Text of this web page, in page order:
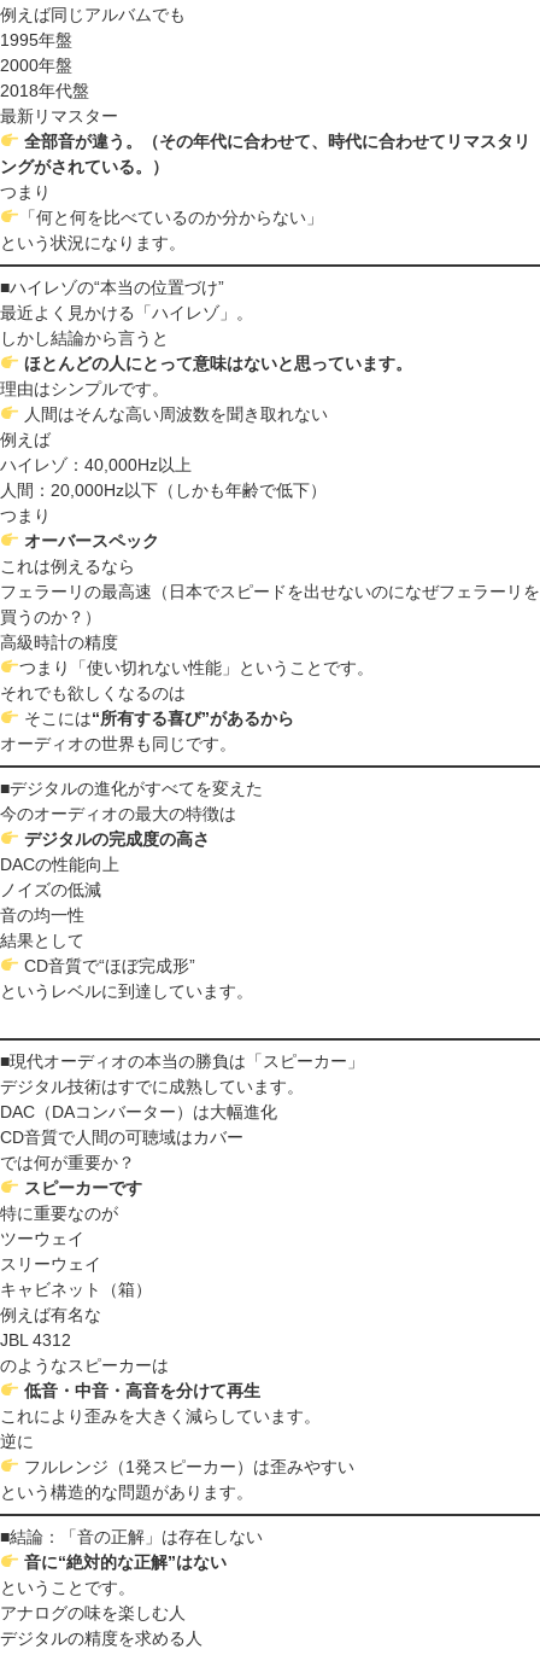
例えば同じアルバムでも
1995年盤
2000年盤
2018年代盤
最新リマスター
全部音が違う。（その年代に合わせて、時代に合わせてリマスタリ
ングがされている。）
つまり
「何と何を比べているのか分からない」
という状況になります。
■ハイレゾの“本当の位置づけ”
最近よく見かける「ハイレゾ」。
しかし結論から言うと
ほとんどの人にとって意味はないと思っています。
理由はシンプルです。
人間はそんな高い周波数を聞き取れない
例えば
ハイレゾ：40,000Hz以上
人間：20,000Hz以下（しかも年齢で低下）
つまり
オーバースペック
これは例えるなら
フェラーリの最高速（日本でスピードを出せないのになぜフェラーリを
買うのか？）
高級時計の精度
つまり「使い切れない性能」ということです。
それでも欲しくなるのは
そこには“所有する喜び”があるから
オーディオの世界も同じです。
■デジタルの進化がすべてを変えた
今のオーディオの最大の特徴は
デジタルの完成度の高さ
DACの性能向上
ノイズの低減
音の均一性
結果として
CD音質で“ほぼ完成形”
というレベルに到達しています。
■現代オーディオの本当の勝負は「スピーカー」
デジタル技術はすでに成熟しています。
DAC（DAコンバーター）は大幅進化
CD音質で人間の可聴域はカバー
では何が重要か？
スピーカーです
特に重要なのが
ツーウェイ
スリーウェイ
キャビネット（箱）
例えば有名な
JBL 4312
のようなスピーカーは
低音・中音・高音を分けて再生
これにより歪みを大きく減らしています。
逆に
フルレンジ（1発スピーカー）は歪みやすい
という構造的な問題があります。
■結論：「音の正解」は存在しない
音に“絶対的な正解”はない
ということです。
アナログの味を楽しむ人
デジタルの精度を求める人